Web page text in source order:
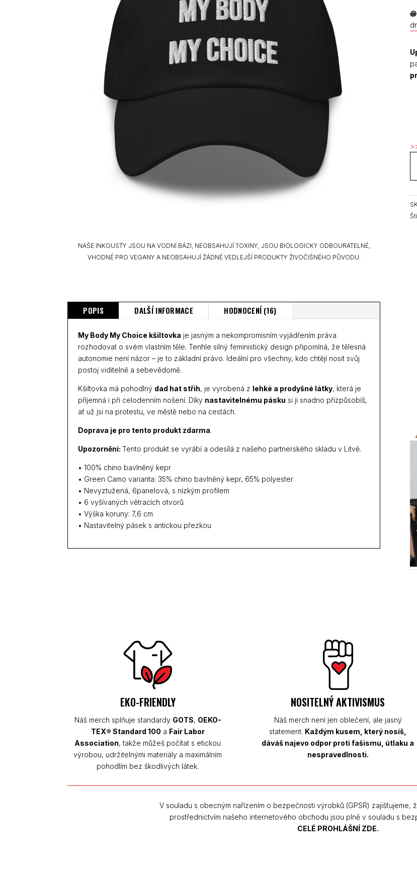
NAŠE INKOUSTY JSOU NA VODNÍ BÁZI, NEOBSAHUJÍ TOXINY, JSOU BIOLOGICKY ODBOURATELNÉ,
VHODNÉ PRO VEGANY A NEOBSAHUJÍ ŽÁDNÉ VEDLEJŠÍ PRODUKTY ŽIVOČIŠNÉHO PŮVODU.
꩜
POPIS DALŠÍ INFORMACE HODNOCENÍ (16)
My Body My Choice kšiltovka je jasným a nekompromisním vyjádřením práva
rozhodovat o svém vlastním těle. Tenhle silný feministický design připomíná, že tělesná
autonomie není názor – je to základní právo. Ideální pro všechny, kdo chtějí nosit svůj
postoj viditelně a sebevědomě.
Kšiltovka má pohodlný dad hat střih, je vyrobená z lehké a prodyšné látky, která je
příjemná i při celodenním nošení. Díky nastavitelnému pásku si ji snadno přizpůsobíš,
ať už jsi na protestu, ve městě nebo na cestách.
Doprava je pro tento produkt zdarma.
Upozornění:Tento produkt se vyrábí a odesílá z našeho partnerského skladu v Litvě.
• 100% chino bavlněný kepr
• Green Camo varianta: 35% chino bavlněný kepr, 65% polyester
• Nevyztužená, 6panelová, s nízkým profilem
• 6 vyšívaných větracích otvorů
• Výška koruny: 7,6 cm
• Nastavitelný pásek s antickou přezkou
EKO-FRIENDLY
Náš merch splňuje standardy GOTS, OEKO-
TEX® Standard 100 a Fair Labor
Association, takže můžeš počítat s etickou
výrobou, udržitelnými materiály a maximálním
pohodlím bez škodlivých látek.
NOSITELNÝ AKTIVISMUS
Náš merch není jen oblečení, ale jasný
statement. Každým kusem, který nosíš,
dáváš najevo odpor proti fašismu, útlaku a
nespravedlnosti.
V souladu s obecným nařízením o bezpečnosti výrobků (GPSR) zajišťujeme,
prostřednictvím našeho internetového obchodu jsou plně v souladu s
CELÉ PROHLÁŠNÍ ZDE.